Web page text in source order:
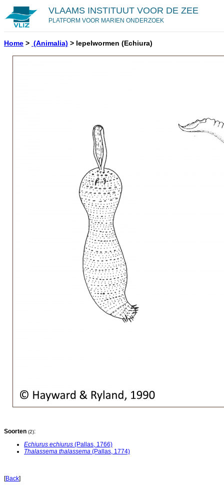
VLAAMS INSTITUUT VOOR DE ZEE
PLATFORM VOOR MARIEN ONDERZOEK
Home > (Animalia) > lepelwormen (Echiura)
Soorten (2):
Echiurus echiurus (Pallas, 1766)
Thalassema thalassema (Pallas, 1774)
[Back]